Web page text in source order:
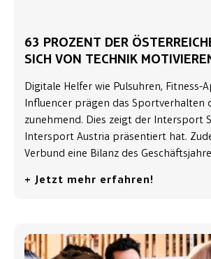
63 PROZENT DER
SICH VON TECHNIK
Digitale Helfer wie Pulsuhren, Fitness-
Influencer prägen das Sportverhalten
zunehmend. Dies zeigt der Intersport
Intersport Austria präsentiert hat.
Verbund eine Bilanz des
+ Jetzt mehr erfahren!